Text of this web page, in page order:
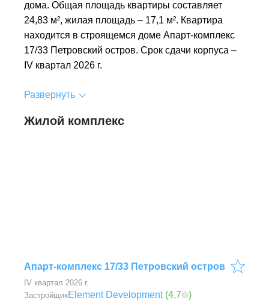
дома. Общая площадь квартиры составляет
24,83 м², жилая площадь – 17,1 м². Квартира
находится в строящемся доме Апарт-комплекс
17/33 Петровский остров. Срок сдачи корпуса –
IV квартал 2026 г.
Развернуть
Жилой комплекс
Апарт-комплекс 17/33 Петровский остров
IV квартал 2026 г.
ЗастройщикElement Development (4,7 )